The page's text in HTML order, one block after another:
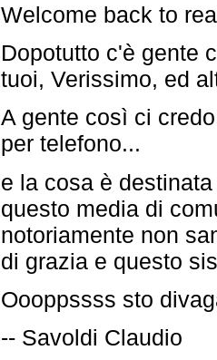
Welcome back to
Dopotutto c'è gente
tuoi, Verissimo, ed
A gente così ci
per telefono...
e la cosa è
questo media di
notoriamente non
di grazia e questo
Oooppssss sto
-- Savoldi Claudio